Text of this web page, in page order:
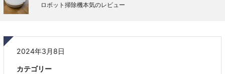
ロボット掃除機本気のレビュー
2024年3月8日
カテゴリー